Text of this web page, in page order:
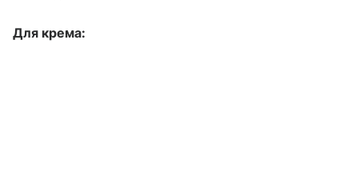
Для крема: